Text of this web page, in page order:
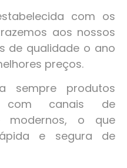
com os
aos nossos
de qualidade o ano
preços.
sempre produtos
com canais de
modernos, o que
e segura de